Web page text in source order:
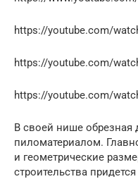
https://youtube.com/
https://youtube.com/
https://youtube.com/
В своей нише обрезная
пиломатериалом.
и геометрические
строительства